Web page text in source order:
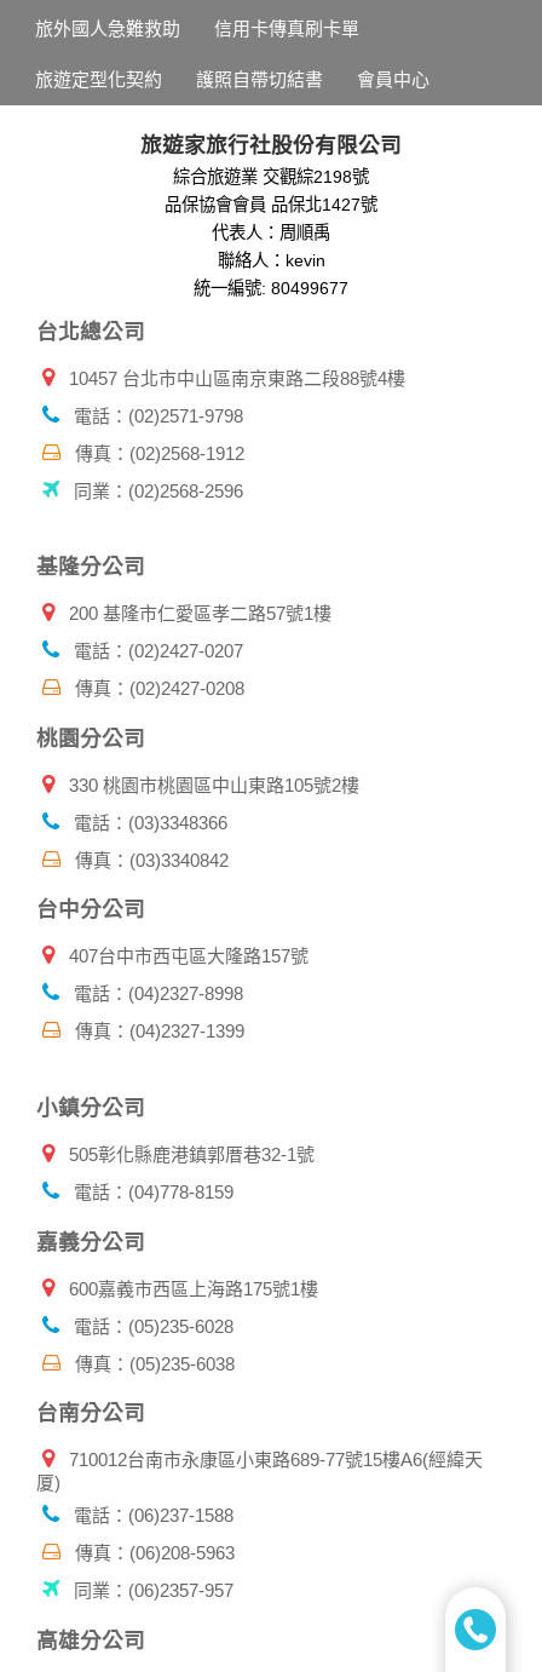
用，決不對外公布。
分析，分析結果之統計數據或說明文字呈現，除供內部研究
外，我們會視需要公佈統計數據及說明文字，但不涉及特定個
除非取得您的同意或其他法令之特別規定，本網站絕不會將您
的個人資料揭露予第三人或使用於蒐集目的以外之其他用途。
在您於本網站註冊帳號、使用本網站相關產品、服務、活動或
贈獎時，本網站會收集您的個人識別資料，本網站也可以從商
業夥伴處取得個人資料。
當客戶在本網站註冊時，我們會取得您的姓名、電話、住址、
當您註冊成功，並登入使用我們的服務後，我們即取得您的資
號、電子郵件、出生日期、性別、行業等相關資料，當您註冊
成功，並登入使用我們的服務後，本網站即取得您的資料。
其他除了上述，會保留您在上網瀏覽或查詢時，伺服器自行產
生的相關記錄，包括您使用連線設備的 IP 位址、使用時間、使
的瀏覽器予以標示，歸納使用者瀏覽器在本網站內部所瀏覽的
商，或與連結本網站，也可能蒐集您個人的資料。對於您主動
保護政策，其資料處理措施不適用本網站隱私權保護政策，本
公司不負任何連帶責任。
或電子郵件給您。本公司除了在該資料或電子郵件上註明是由
收這些資料或電子郵件的方法及說明。
資料使用:
本公司不會向任何人出售或出借您的個人識別資料。
資料：
違反本公司旗下網站的會員條款或產品、服務的特定使用指
2.為了保護使用者個人隱私，我們無法為您查詢其他使用者的
帳號資料。若您有相關法律上問題需查閱他人資料時，請務必
有相關資料，以協助調查及破案！
請妥善保管您在本公司及相關企業伙伴網站的帳號、密碼或個
本公司相關企業伙伴網站所提供的服務後，務必記得登出帳戶
或關閉網頁瀏覽器，以防止他人讀取您的個人資料。
問或訂購時，請立即通知本站。
旅外國人急難救助 信用卡傳真刷卡單
旅遊定型化契約 護照自帶切結書 會員中心
旅遊家旅行社股份有限公司
綜合旅遊業 交觀綜2198號
品保協會會員 品保北1427號
代表人：周順禹
聯絡人：kevin
統一編號: 80499677
台北總公司
10457 台北市中山區南京東路二段88號4樓
電話：(02)2571-9798
傳真：(02)2568-1912
同業：(02)2568-2596
基隆分公司
200 基隆市仁愛區孝二路57號1樓
電話：(02)2427-0207
傳真：(02)2427-0208
桃園分公司
330 桃園市桃園區中山東路105號2樓
電話：(03)3348366
傳真：(03)3340842
台中分公司
407台中市西屯區大隆路157號
電話：(04)2327-8998
傳真：(04)2327-1399
小鎮分公司
505彰化縣鹿港鎮郭厝巷32-1號
電話：(04)778-8159
嘉義分公司
600嘉義市西區上海路175號1樓
電話：(05)235-6028
傳真：(05)235-6038
台南分公司
710012台南市永康區小東路689-77號15樓A6(經緯天
厦)
電話：(06)237-1588
傳真：(06)208-5963
同業：(06)2357-957
高雄分公司